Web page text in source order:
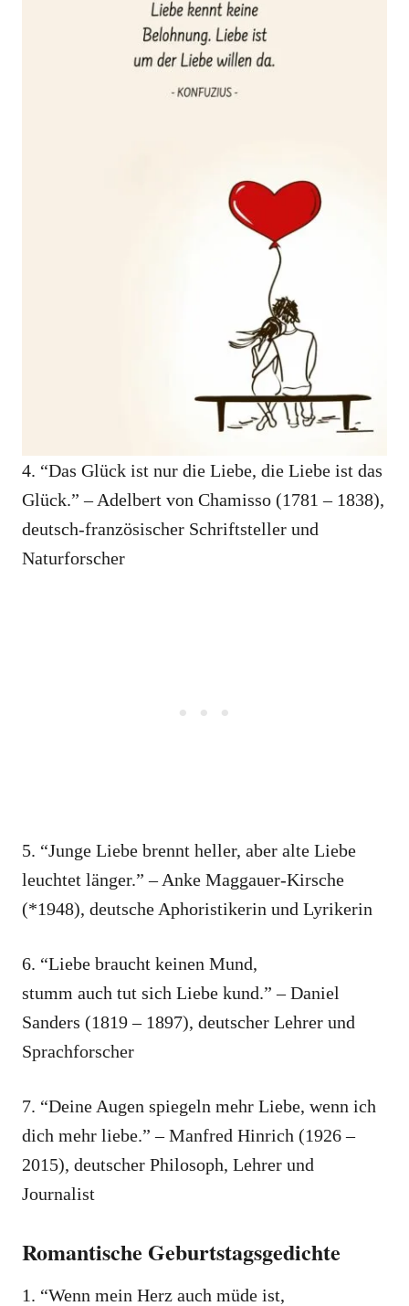
4. “Das Glück ist nur die Liebe, die Liebe ist das
Glück.” – Adelbert von Chamisso (1781 – 1838),
deutsch-französischer Schriftsteller und
Naturforscher
5. “Junge Liebe brennt heller, aber alte Liebe
leuchtet länger.” – Anke Maggauer-Kirsche
(*1948), deutsche Aphoristikerin und Lyrikerin
6. “Liebe braucht keinen Mund,
stumm auch tut sich Liebe kund.” – Daniel
Sanders (1819 – 1897), deutscher Lehrer und
Sprachforscher
7. “Deine Augen spiegeln mehr Liebe, wenn ich
dich mehr liebe.” – Manfred Hinrich (1926 –
2015), deutscher Philosoph, Lehrer und
Journalist
Romantische Geburtstagsgedichte
1. “Wenn mein Herz auch müde ist,